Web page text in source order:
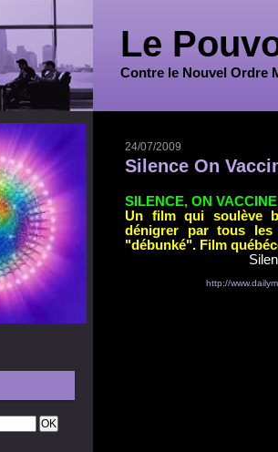
Le
Contre le Nouvel Ordre
24/07/2009
Silence On
SILENCE, ON VACCINE
Un film qui soulève
dénigrer par tous les
"débunké". Film
http://